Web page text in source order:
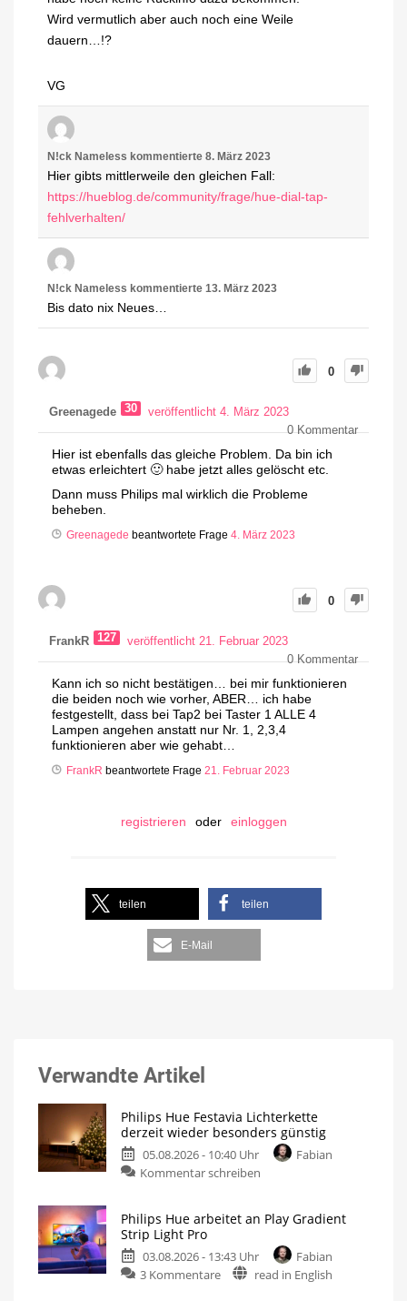
Wird vermutlich aber auch noch eine Weile
dauern…!?
VG
N!ck Nameless kommentierte 8. März 2023
Hier gibts mittlerweile den gleichen Fall:
https://hueblog.de/community/frage/hue-dial-tap-
fehlverhalten/
N!ck Nameless kommentierte 13. März 2023
Bis dato nix Neues…
0
Greenagede 30
veröffentlicht 4. März 2023
0Kommentar
Hier ist ebenfalls das gleiche Problem. Da bin ich
etwas erleichtert 🙂 habe jetzt alles gelöscht etc.
Dann muss Philips mal wirklich die Probleme
beheben.
Greenagede beantwortete Frage 4. März 2023
0
FrankR 127
veröffentlicht 21. Februar 2023
0Kommentar
Kann ich so nicht bestätigen… bei mir funktionieren
die beiden noch wie vorher, ABER… ich habe
festgestellt, dass bei Tap2 bei Taster 1 ALLE 4
Lampen angehen anstatt nur Nr. 1, 2,3,4
funktionieren aber wie gehabt…
FrankR beantwortete Frage 21. Februar 2023
registrieren oder einloggen
teilen teilen
E-Mail
Verwandte Artikel
Philips Hue Festavia Lichterkette
derzeit wieder besonders günstig
05.08.2026 - 10:40 Uhr
Fabian
Kommentar schreiben
Philips Hue arbeitet an Play Gradient
Strip Light Pro
03.08.2026 - 13:43 Uhr
Fabian
3 Kommentare
read in English